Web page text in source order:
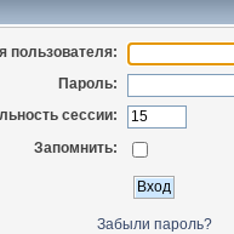
пользователя:
Пароль:
сессии:
Запомнить:
Забыли пароль?